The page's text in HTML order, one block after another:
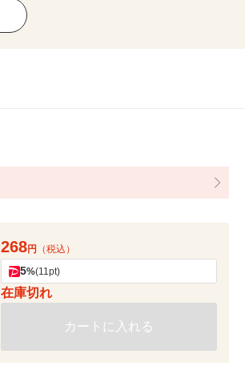
268円 （税込）
5%(11pt)
在庫切れ
カートに入れる